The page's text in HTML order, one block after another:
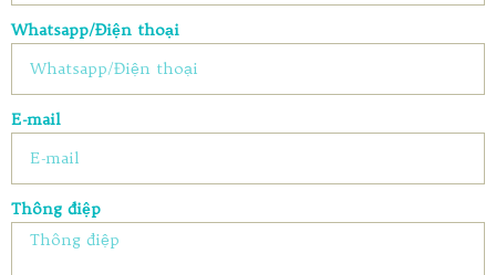
Whatsapp/Điện thoại
E-mail
Thông điệp